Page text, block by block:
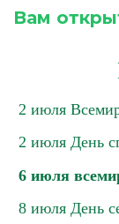
Вам
2 июля
2 июля День
6 июля
8 июля День